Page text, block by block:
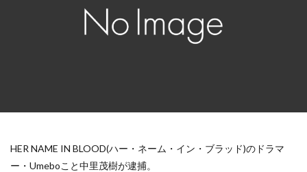
HER NAME IN BLOOD(ハー・ネーム・イン・ブラッド)のドラマ
ー・Umeboこと中里茂樹が逮捕。